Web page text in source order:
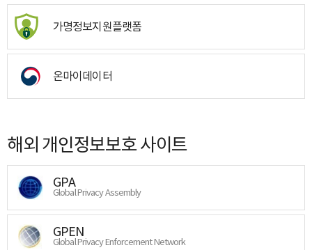
가명정보지원플랫폼
온마이데이터
해외 개인정보보호 사이트
GPA
Global Privacy Assembly
GPEN
Global Privacy Enforcement Network